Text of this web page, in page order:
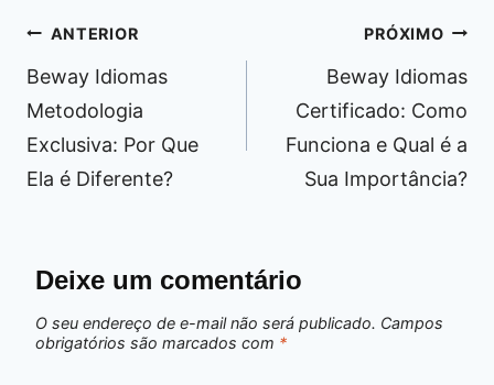
Navegação
de
Post
ANTERIOR
Beway Idiomas
Metodologia
Exclusiva: Por Que
Ela é Diferente?
PRÓXIMO
Beway Idiomas
Certificado: Como
Funciona e Qual é a
Sua Importância?
Deixe um comentário
O seu endereço de e-mail não será publicado. Campos
obrigatórios são marcados com *